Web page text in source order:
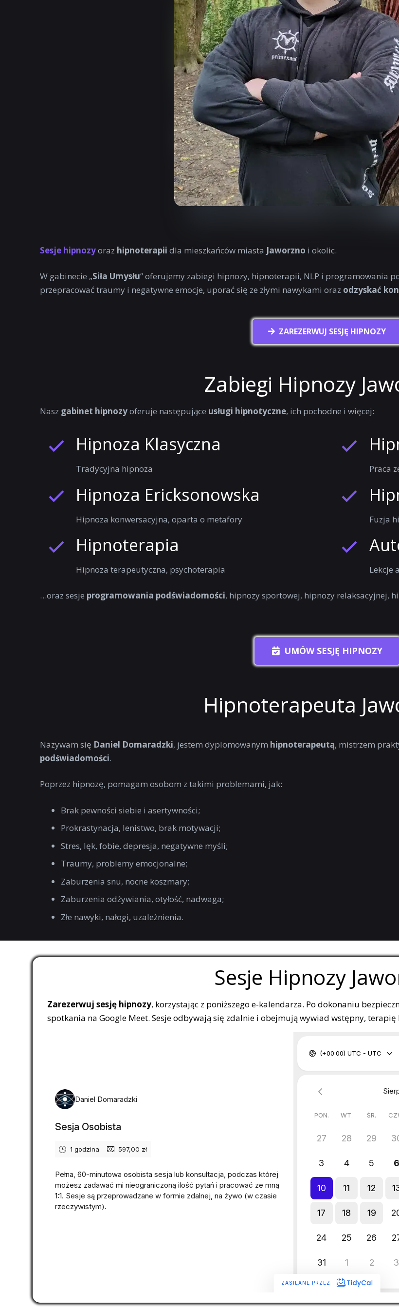
Sesje hipnozyoraz hipnoterapii dla mieszkańców miasta Jaworzno i okolic.
W gabinecie „Siła Umysłu” oferujemy zabiegi hipnozy, hipnoterapii, NLP i programowania
przepracować traumy i negatywne emocje, uporać się ze złymi nawykami oraz odzyskać
ZAREZERWUJ SESJĘ HIPNOZY
Zabiegi Hipnozy
Nasz gabinet hipnozyoferuje następujące usługi hipnotyczne, ich pochodne i więcej:
Hipnoza Klasyczna
Tradycyjna hipnoza
Hipnoza Ericksonowska
Hipnoza konwersacyjna, oparta o metafory
Hipnoterapia
Hipnoza terapeutyczna, psychoterapia
Praca
Fuzja
Lekcje
…oraz sesje programowania podświadomości, hipnozy sportowej, hipnozy relaksacyjnej,
UMÓW SESJĘ HIPNOZY
Hipnoterapeuta
Nazywam się Daniel Domaradzki, jestem dyplomowanym hipnoterapeutą, mistrzem
podświadomości.
Poprzez hipnozę, pomagam osobom z takimi problemami, jak:
Brak pewności siebie i asertywności;
Prokrastynacja, lenistwo, brak motywacji;
Stres, lęk, fobie, depresja, negatywne myśli;
Traumy, problemy emocjonalne;
Zaburzenia snu, nocne koszmary;
Zaburzenia odżywiania, otyłość, nadwaga;
Złe nawyki, nałogi, uzależnienia.
Sesje Hipnozy
Zarezerwuj sesję hipnozy, korzystając z poniższego e-kalendarza. Po dokonaniu
spotkania na Google Meet. Sesje odbywają się zdalnie i obejmują wywiad wstępny,